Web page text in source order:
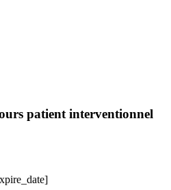
patient interventionnel